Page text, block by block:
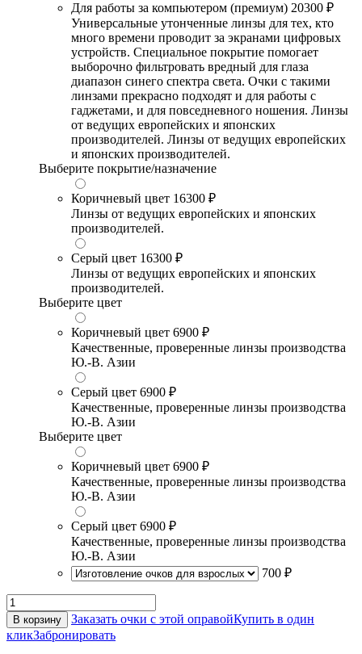
Для работы за компьютером (премиум) 20300 ₽
Универсальные утонченные линзы для тех, кто
много времени проводит за экранами цифровых
устройств. Специальное покрытие помогает
выборочно фильтровать вредный для глаза
диапазон синего спектра света. Очки с такими
линзами прекрасно подходят и для работы с
гаджетами, и для повседневного ношения. Линзы
от ведущих европейских и японских
производителей. Линзы от ведущих европейских
и японских производителей.
Выберите покрытие/назначение
Коричневый цвет 16300 ₽
Линзы от ведущих европейских и японских
производителей.
Серый цвет 16300 ₽
Линзы от ведущих европейских и японских
производителей.
Выберите цвет
Коричневый цвет 6900 ₽
Качественные, проверенные линзы производства
Ю.-В. Азии
Серый цвет 6900 ₽
Качественные, проверенные линзы производства
Ю.-В. Азии
Выберите цвет
Коричневый цвет 6900 ₽
Качественные, проверенные линзы производства
Ю.-В. Азии
Серый цвет 6900 ₽
Качественные, проверенные линзы производства
Ю.-В. Азии
700 ₽
В корзину Заказать очки с этой оправойКупить в один
кликЗабронировать